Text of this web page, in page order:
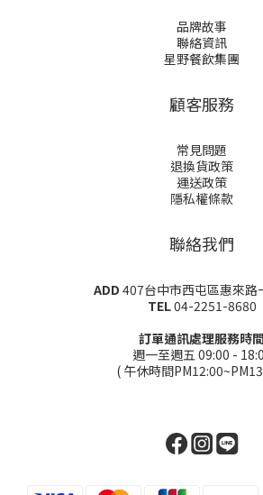
品牌故事
聯絡資訊
星野餐飲集團
顧客服務
常見問題
退換貨政策
運送政策
隱私權條款
聯絡我們
ADD 407台中市西屯區惠來路
TEL04-2251-8680
訂單通訊處理服務時間
週一至週五 09:00 -
( 午休時間